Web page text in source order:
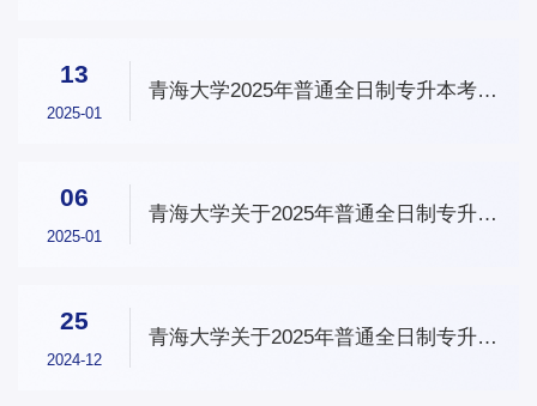
13
2025-01
青海大学2025年普通全日制专升本考试
06
2025-01
青海大学关于2025年普通全日制专升本
25
2024-12
青海大学关于2025年普通全日制专升本